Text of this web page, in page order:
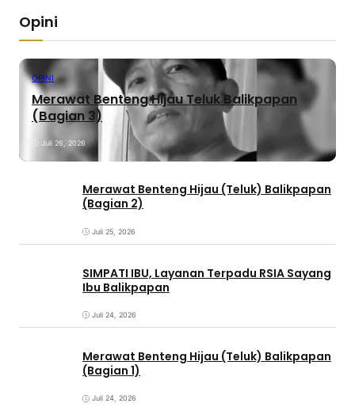
Opini
OPINI
Merawat Benteng Hijau Teluk Balikpapan
(Bagian 3)
Juli 26, 2026
Merawat Benteng Hijau (Teluk) Balikpapan
(Bagian 2)
Juli 25, 2026
SIMPATI IBU, Layanan Terpadu RSIA Sayang
Ibu Balikpapan
Juli 24, 2026
Merawat Benteng Hijau (Teluk) Balikpapan
(Bagian 1)
Juli 24, 2026